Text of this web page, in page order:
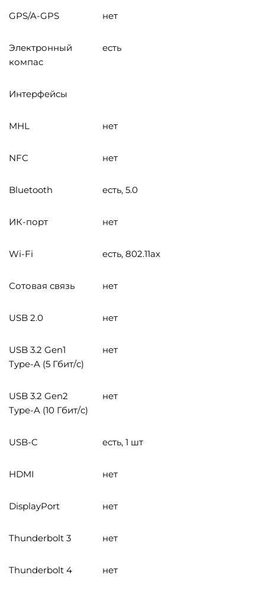
GPS/A-GPS нет
Электронный
компас
есть
Интерфейсы
MHL нет
NFC нет
Bluetooth есть, 5.0
ИК-порт нет
Wi-Fi есть, 802.11ax
Сотовая связь нет
USB 2.0 нет
USB 3.2 Gen1
Type-A (5 Гбит/с)
нет
USB 3.2 Gen2
Type-A (10 Гбит/с)
нет
USB-C есть, 1 шт
HDMI нет
DisplayPort нет
Thunderbolt 3 нет
Thunderbolt 4 нет